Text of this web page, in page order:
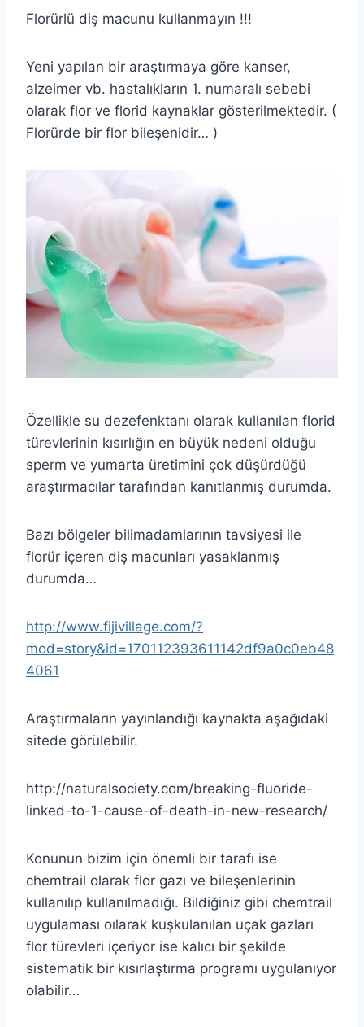
Florürlü diş macunu kullanmayın !!!
Yeni yapılan bir araştırmaya göre kanser,
alzeimer vb. hastalıkların 1. numaralı sebebi
olarak flor ve florid kaynaklar gösterilmektedir. (
Florürde bir flor bileşenidir… )
Özellikle su dezefenktanı olarak kullanılan florid
türevlerinin kısırlığın en büyük nedeni olduğu
sperm ve yumarta üretimini çok düşürdüğü
araştırmacılar tarafından kanıtlanmış durumda.
Bazı bölgeler bilimadamlarının tavsiyesi ile
florür içeren diş macunları yasaklanmış
durumda…
http://www.fijivillage.com/?
mod=story&id=170112393611142df9a0c0eb48
4061
Araştırmaların yayınlandığı kaynakta aşağıdaki
sitede görülebilir.
http://naturalsociety.com/breaking-fluoride-
linked-to-1-cause-of-death-in-new-research/
Konunun bizim için önemli bir tarafı ise
chemtrail olarak flor gazı ve bileşenlerinin
kullanılıp kullanılmadığı. Bildiğiniz gibi chemtrail
uygulaması oılarak kuşkulanılan uçak gazları
flor türevleri içeriyor ise kalıcı bir şekilde
sistematik bir kısırlaştırma programı uygulanıyor
olabilir…